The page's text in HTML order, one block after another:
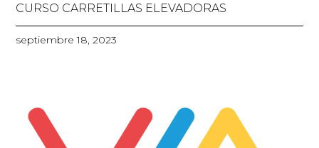
CURSO CARRETILLAS ELEVADORAS
septiembre 18, 2023